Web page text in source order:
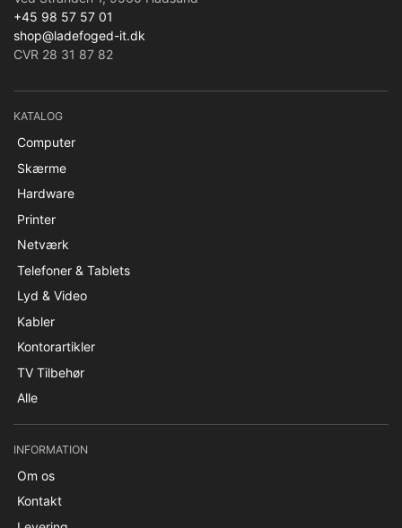
+45 98 57 57 01
shop@ladefoged-it.dk
CVR 28 31 87 82
KATALOG
Computer
Skærme
Hardware
Printer
Netværk
Telefoner & Tablets
Lyd & Video
Kabler
Kontorartikler
TV Tilbehør
Alle
INFORMATION
Om os
Kontakt